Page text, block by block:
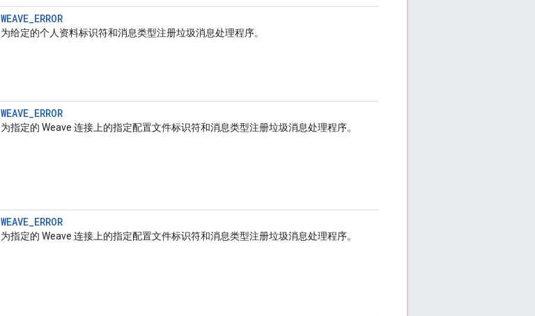
WEAVE_ERROR
为给定的个人资料标识符和消息类型注册垃圾消息处理程序。
WEAVE_ERROR
为指定的 Weave 连接上的指定配置文件标识符和消息类型注册垃圾消息处理程序。
WEAVE_ERROR
为指定的 Weave 连接上的指定配置文件标识符和消息类型注册垃圾消息处理程序。